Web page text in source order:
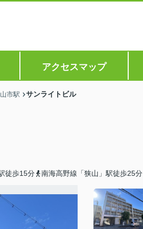
アクセスマップ
市駅 サンライトビル
徒歩15分 南海高野線「狭山」駅徒歩25分